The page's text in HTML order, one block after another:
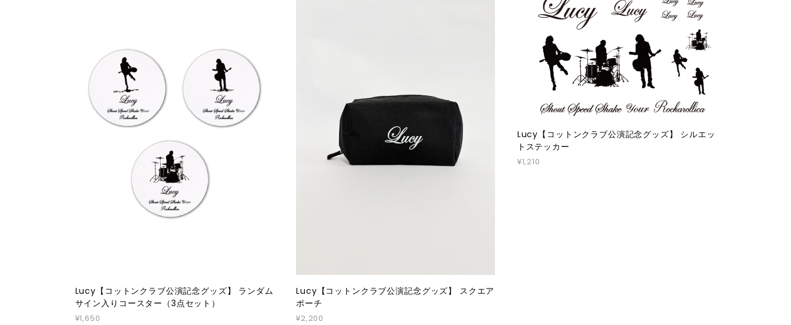
Lucy【コットンクラブ公演記念グッズ】 ランダム
サイン入りコースター（3点セット）
¥1,650
Lucy【コットンクラブ公演記念グッズ】 スクエア
ポーチ
¥2,200
Lucy【コットンクラブ公演記念グッズ】 シルエッ
トステッカー
¥1,210